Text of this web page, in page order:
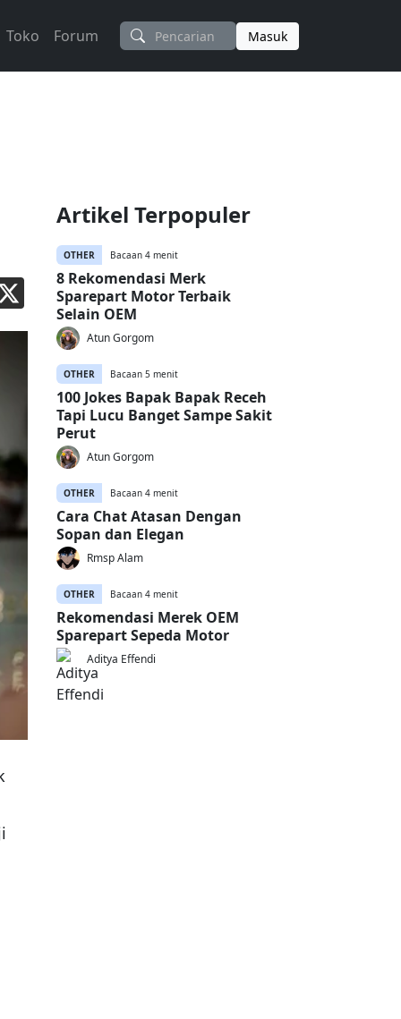
Toko Forum Masuk
Artikel Terpopuler
OTHER Bacaan 4 menit
8 Rekomendasi Merk
Sparepart Motor Terbaik
Selain OEM
Atun Gorgom
OTHER Bacaan 5 menit
100 Jokes Bapak Bapak Receh
Tapi Lucu Banget Sampe Sakit
Perut
Atun Gorgom
OTHER Bacaan 4 menit
Cara Chat Atasan Dengan
Sopan dan Elegan
Rmsp Alam
OTHER Bacaan 4 menit
Rekomendasi Merek OEM
Sparepart Sepeda Motor
Aditya Effendi